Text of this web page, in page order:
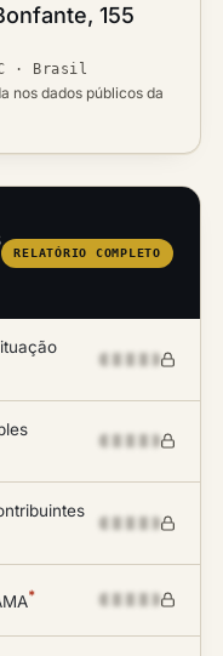
155
· Brasil
nos dados públicos da
RELATÓRIO COMPLETO
*